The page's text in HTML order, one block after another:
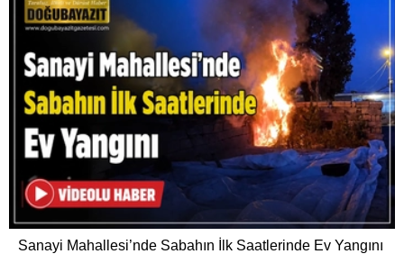
Sanayi Mahallesi’nde Sabahın İlk Saatlerinde Ev Yangını